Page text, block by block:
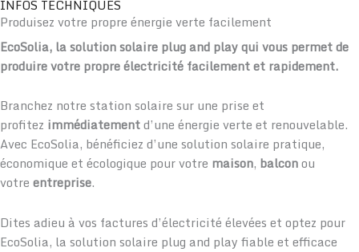
INFOS TECHNIQUES
Produisez votre propre énergie verte facilement
EcoSolia, la solution solaire plug and play qui vous permet de
produire votre propre électricité facilement et rapidement.
Branchez notre station solaire sur une prise et
profitez immédiatementd’une énergie verte et renouvelable.
Avec EcoSolia, bénéficiez d’une solution solaire pratique,
économique et écologique pour votre maison, balconou
votre entreprise.
Dites adieu à vos factures d’électricité élevées et optez pour
EcoSolia, la solution solaire plug and play fiable et efficace